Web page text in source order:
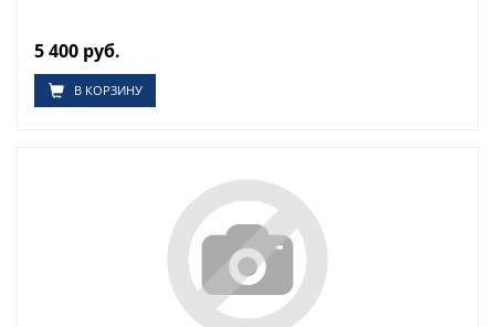
5 400 руб.
В КОРЗИНУ